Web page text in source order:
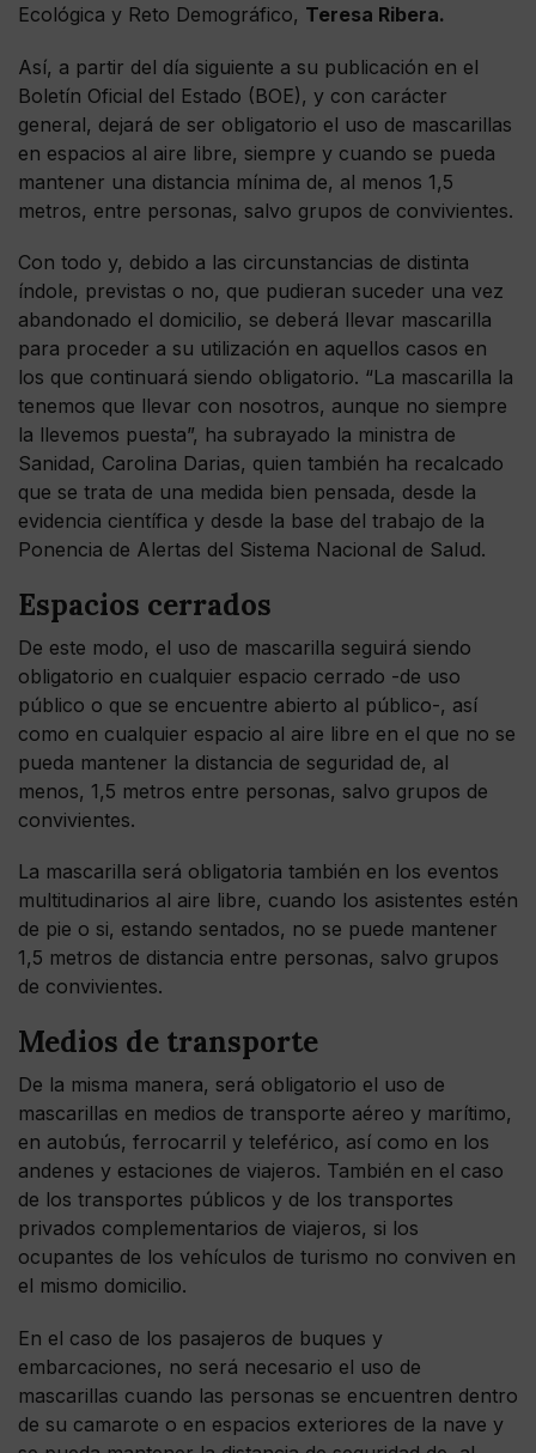
Ecológica y Reto Demográfico, Teresa Ribera.
Así, a partir del día siguiente a su publicación en el
Boletín Oficial del Estado (BOE), y con carácter
general, dejará de ser obligatorio el uso de mascarillas
en espacios al aire libre, siempre y cuando se pueda
mantener una distancia mínima de, al menos 1,5
metros, entre personas, salvo grupos de convivientes.
Con todo y, debido a las circunstancias de distinta
índole, previstas o no, que pudieran suceder una vez
abandonado el domicilio, se deberá llevar mascarilla
para proceder a su utilización en aquellos casos en
los que continuará siendo obligatorio. “La mascarilla la
tenemos que llevar con nosotros, aunque no siempre
la llevemos puesta”, ha subrayado la ministra de
Sanidad, Carolina Darias, quien también ha recalcado
que se trata de una medida bien pensada, desde la
evidencia científica y desde la base del trabajo de la
Ponencia de Alertas del Sistema Nacional de Salud.
Espacios cerrados
De este modo, el uso de mascarilla seguirá siendo
obligatorio en cualquier espacio cerrado -de uso
público o que se encuentre abierto al público-, así
como en cualquier espacio al aire libre en el que no se
pueda mantener la distancia de seguridad de, al
menos, 1,5 metros entre personas, salvo grupos de
convivientes.
La mascarilla será obligatoria también en los eventos
multitudinarios al aire libre, cuando los asistentes estén
de pie o si, estando sentados, no se puede mantener
1,5 metros de distancia entre personas, salvo grupos
de convivientes.
Medios de transporte
De la misma manera, será obligatorio el uso de
mascarillas en medios de transporte aéreo y marítimo,
en autobús, ferrocarril y teleférico, así como en los
andenes y estaciones de viajeros. También en el caso
de los transportes públicos y de los transportes
privados complementarios de viajeros, si los
ocupantes de los vehículos de turismo no conviven en
el mismo domicilio.
En el caso de los pasajeros de buques y
embarcaciones, no será necesario el uso de
mascarillas cuando las personas se encuentren dentro
de su camarote o en espacios exteriores de la nave y